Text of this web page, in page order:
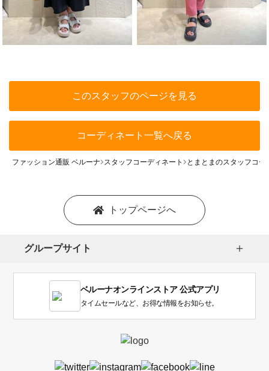
このスタッフのページを見る
コーディネート一覧へ戻る
ファッション通販 ベルーナ スタッフコーディネート とまとまのスタッフコー
トップページへ
グループサイト
ベルーナオンラインストア 公式アプリ
タイムセールなど、お得な情報をお知らせ。